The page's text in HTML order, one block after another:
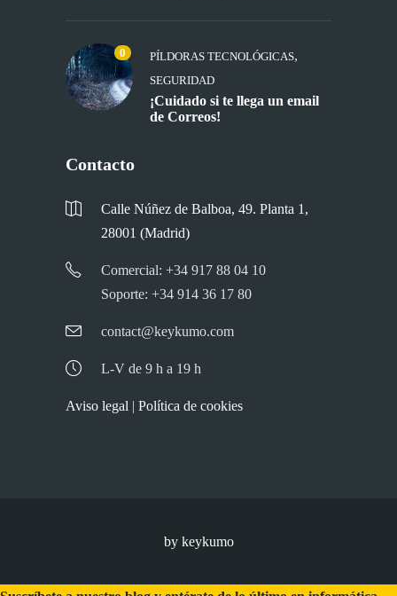
0 PÍLDORAS TECNOLÓGICAS,
SEGURIDAD
¡Cuidado si te llega un email
de Correos!
Contacto
Calle Núñez de Balboa, 49. Planta 1,
28001 (Madrid)
Comercial: +34 917 88 04 10
Soporte: +34 914 36 17 80
contact@keykumo.com
L-V de 9 h a 19 h
Aviso legal | Política de cookies
by keykumo